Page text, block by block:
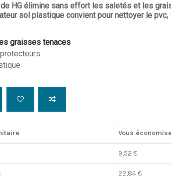
HG élimine sans effort les saletés et les
sol plastique convient pour nettoyer le
graisses tenaces
Vous
9,52 €
22,84 €